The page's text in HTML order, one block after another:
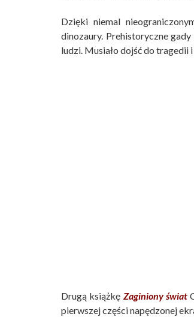
Dzięki niemal
dinozaury. Prehistoryczne
ludzi. Musiało dojść do tragedii
Drugą książkę Zaginiony świat
pierwszej części napędzonej